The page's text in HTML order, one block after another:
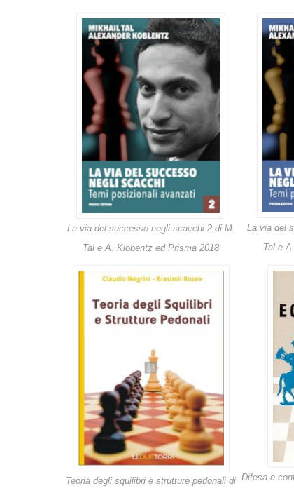
La via del successo negli scacchi 2 di M.
Tal e A. Klobentz ed Prisma 2018
La via del
Tal e
Teoria degli squilibri e strutture pedonali di Difesa e